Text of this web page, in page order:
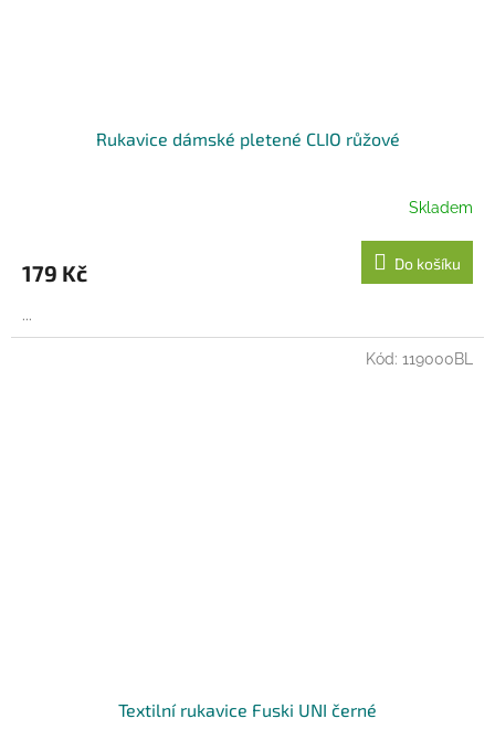
Rukavice dámské pletené CLIO růžové
Skladem
179 Kč Do košíku
...
Textilní rukavice Fuski UNI černé
Kód: 119000BL